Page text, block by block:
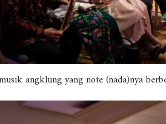
angklung yang note (nada)nya